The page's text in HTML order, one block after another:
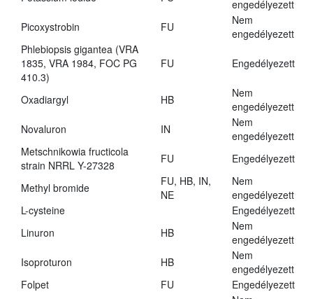
engedélyezett
Picoxystrobin
FU
Nem
engedélyezett
Phlebiopsis gigantea (VRA
1835, VRA 1984, FOC PG
410.3)
FU Engedélyezett
Oxadiargyl HB
Nem
engedélyezett
Novaluron
IN
Nem
engedélyezett
Metschnikowia fructicola
strain NRRL Y-27328
FU Engedélyezett
Methyl bromide
FU, HB, IN,
NE
Nem
engedélyezett
L-cysteine
Engedélyezett
Linuron
HB
Nem
engedélyezett
Isoproturon
HB
Nem
engedélyezett
Folpet
FU
Engedélyezett